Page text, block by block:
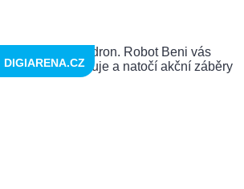
DIGIARENA.CZ